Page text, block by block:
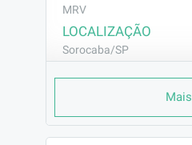
MRV
LOCALIZAÇÃO
Sorocaba/SP
CONTRATO
REMUNERAÇÃO
R$2664,75